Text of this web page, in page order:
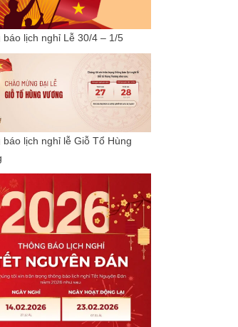
báo lịch nghỉ Lễ 30/4 – 1/5
báo lịch nghỉ lễ Giỗ Tổ Hùng